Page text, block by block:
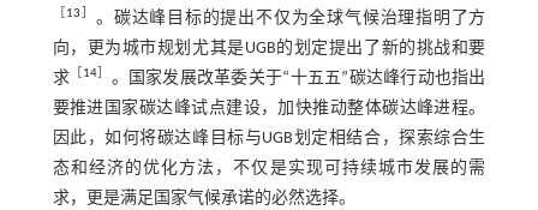
13
。碳达峰目标的提出不仅为全球气候治理指明了方
向，更为城市规划尤其是UGB的划定提出了新的挑战和要
求［ 14
。国家发展改革委关于“十五五”碳达峰行动也指出
要推进国家碳达峰试点建设，加快推动整体碳达峰进程。
因此，如何将碳达峰目标与UGB划定相结合，探索综合生
态和经济的优化方法，不仅是实现可持续城市发展的需
求，更是满足国家气候承诺的必然选择。